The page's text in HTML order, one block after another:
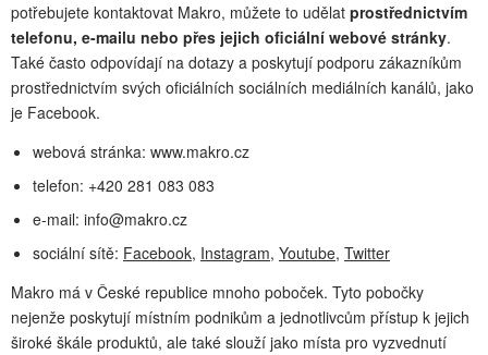
potřebujete kontaktovat Makro, můžete to udělat prostřednictvím
telefonu, e-mailu nebo přes jejich oficiální webové stránky.
Také často odpovídají na dotazy a poskytují podporu zákazníkům
prostřednictvím svých oficiálních sociálních mediálních kanálů, jako
je Facebook.
webová stránka: www.makro.cz
telefon: +420 281 083 083
e-mail: info@makro.cz
sociální sítě: Facebook, Instagram, Youtube, Twitter
Makro má v České republice mnoho poboček. Tyto pobočky
nejenže poskytují místním podnikům a jednotlivcům přístup k jejich
široké škále produktů, ale také slouží jako místa pro vyzvednutí